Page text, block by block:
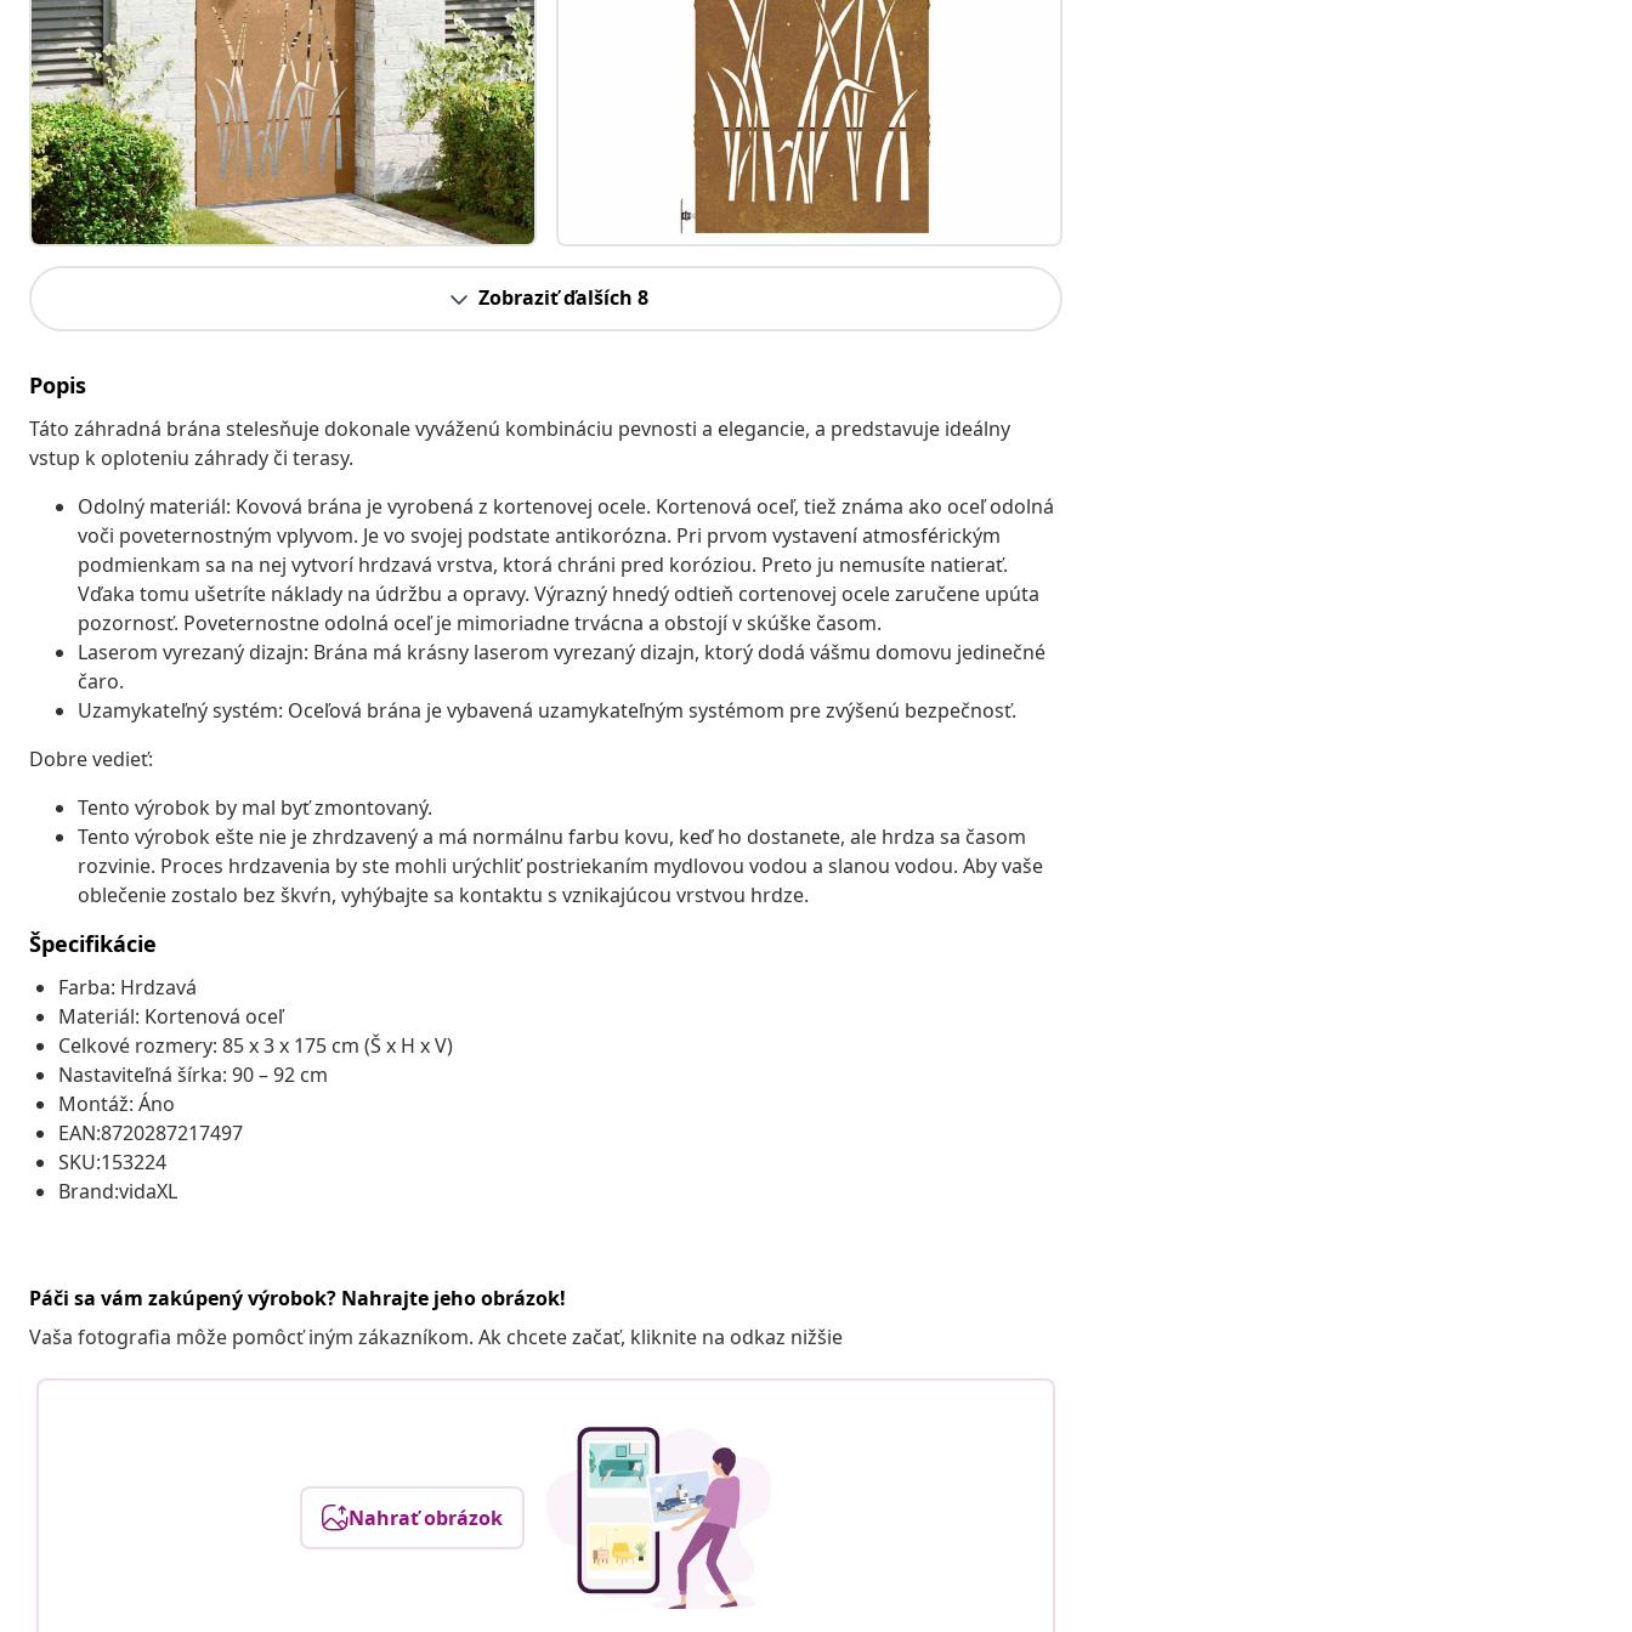
Zobraziť ďalších 8
Popis
Táto záhradná brána stelesňuje dokonale vyváženú kombináciu pevnosti a elegancie, a predstavuje ideálny
vstup k oploteniu záhrady či terasy.
Odolný materiál: Kovová brána je vyrobená z kortenovej ocele. Kortenová oceľ, tiež známa ako oceľ odolná
voči poveternostným vplyvom. Je vo svojej podstate antikorózna. Pri prvom vystavení atmosférickým
podmienkam sa na nej vytvorí hrdzavá vrstva, ktorá chráni pred koróziou. Preto ju nemusíte natierať.
Vďaka tomu ušetríte náklady na údržbu a opravy. Výrazný hnedý odtieň cortenovej ocele zaručene upúta
pozornosť. Poveternostne odolná oceľ je mimoriadne trvácna a obstojí v skúške časom.
Laserom vyrezaný dizajn: Brána má krásny laserom vyrezaný dizajn, ktorý dodá vášmu domovu jedinečné
čaro.
Uzamykateľný systém: Oceľová brána je vybavená uzamykateľným systémom pre zvýšenú bezpečnosť.
Dobre vedieť:
Tento výrobok by mal byť zmontovaný.
Tento výrobok ešte nie je zhrdzavený a má normálnu farbu kovu, keď ho dostanete, ale hrdza sa časom
rozvinie. Proces hrdzavenia by ste mohli urýchliť postriekaním mydlovou vodou a slanou vodou. Aby vaše
oblečenie zostalo bez škvŕn, vyhýbajte sa kontaktu s vznikajúcou vrstvou hrdze.
Špecifikácie
Farba: Hrdzavá
Materiál: Kortenová oceľ
Celkové rozmery: 85 x 3 x 175 cm (Š x H x V)
Nastaviteľná šírka: 90 – 92 cm
Montáž: Áno
EAN:8720287217497
SKU:153224
Brand:vidaXL
Páči sa vám zakúpený výrobok? Nahrajte jeho obrázok!
Vaša fotografia môže pomôcť iným zákazníkom. Ak chcete začať, kliknite na odkaz nižšie
Nahrať obrázok